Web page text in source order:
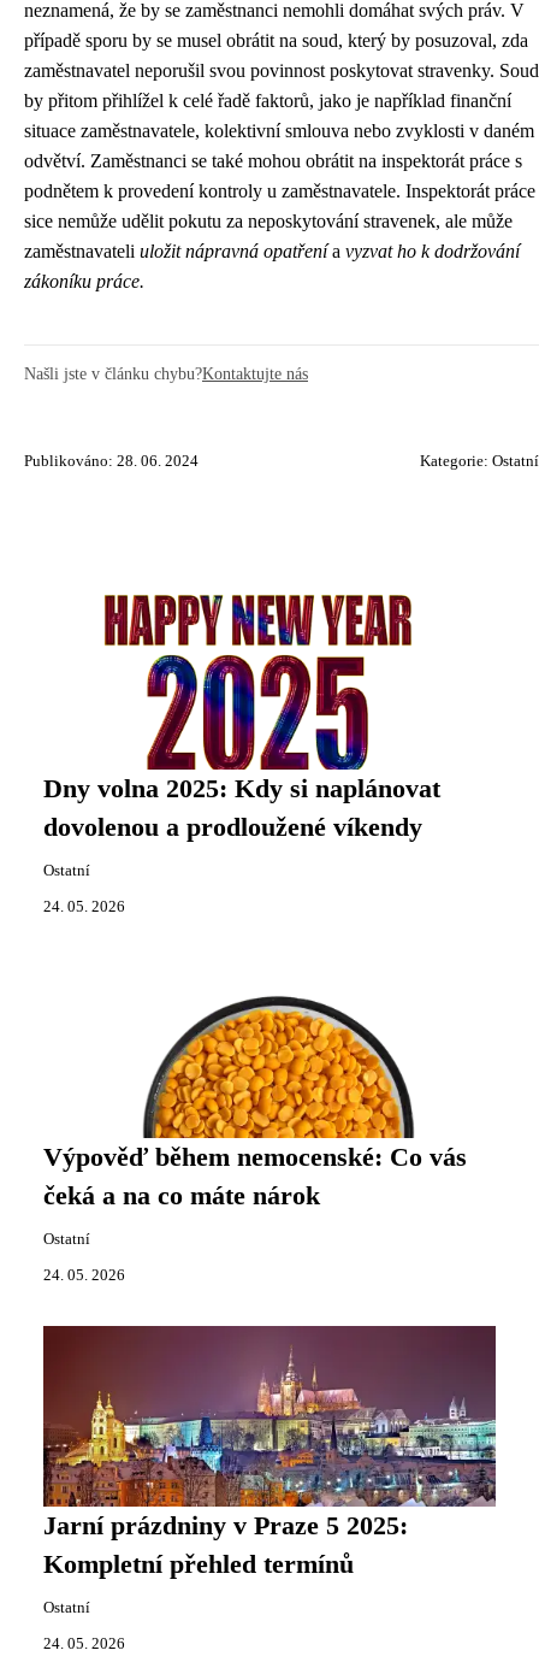
neznamená, že by se zaměstnanci nemohli domáhat svých práv. V
případě sporu by se musel obrátit na soud, který by posuzoval, zda
zaměstnavatel neporušil svou povinnost poskytovat stravenky. Soud
by přitom přihlížel k celé řadě faktorů, jako je například finanční
situace zaměstnavatele, kolektivní smlouva nebo zvyklosti v daném
odvětví. Zaměstnanci se také mohou obrátit na inspektorát práce s
podnětem k provedení kontroly u zaměstnavatele. Inspektorát práce
sice nemůže udělit pokutu za neposkytování stravenek, ale může
zaměstnavateli uložit nápravná opatřenía vyzvat ho k dodržování
zákoníku práce.
Našli jste v článku chybu?Kontaktujte nás
Publikováno: 28. 06. 2024 Kategorie: Ostatní
Dny volna 2025: Kdy si naplánovat
dovolenou a prodloužené víkendy
Ostatní
24. 05. 2026
Výpověď během nemocenské: Co vás
čeká a na co máte nárok
Ostatní
24. 05. 2026
Jarní prázdniny v Praze 5 2025:
Kompletní přehled termínů
Ostatní
24. 05. 2026